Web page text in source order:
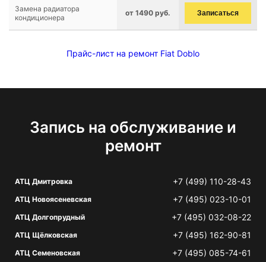
Замена радиатора
кондиционера
от 1490 руб. Записаться
Прайс-лист на ремонт Fiat Doblo
Запись на обслуживание и
ремонт
АТЦ Дмитровка +7 (499) 110-28-43
АТЦ Новоясеневская +7 (495) 023-10-01
АТЦ Долгопрудный +7 (495) 032-08-22
АТЦ Щёлковская +7 (495) 162-90-81
АТЦ Семеновская +7 (495) 085-74-61